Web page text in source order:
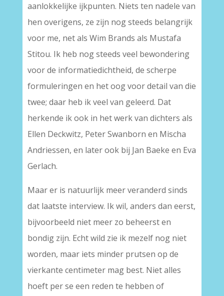
aanlokkelijke ijkpunten. Niets ten nadele van
hen overigens, ze zijn nog steeds belangrijk
voor me, net als Wim Brands als Mustafa
Stitou. Ik heb nog steeds veel bewondering
voor de informatiedichtheid, de scherpe
formuleringen en het oog voor detail van die
twee; daar heb ik veel van geleerd. Dat
herkende ik ook in het werk van dichters als
Ellen Deckwitz, Peter Swanborn en Mischa
Andriessen, en later ook bij Jan Baeke en Eva
Gerlach.
Maar er is natuurlijk meer veranderd sinds
dat laatste interview. Ik wil, anders dan eerst,
bijvoorbeeld niet meer zo beheerst en
bondig zijn. Echt wild zie ik mezelf nog niet
worden, maar iets minder prutsen op de
vierkante centimeter mag best. Niet alles
hoeft per se een reden te hebben of